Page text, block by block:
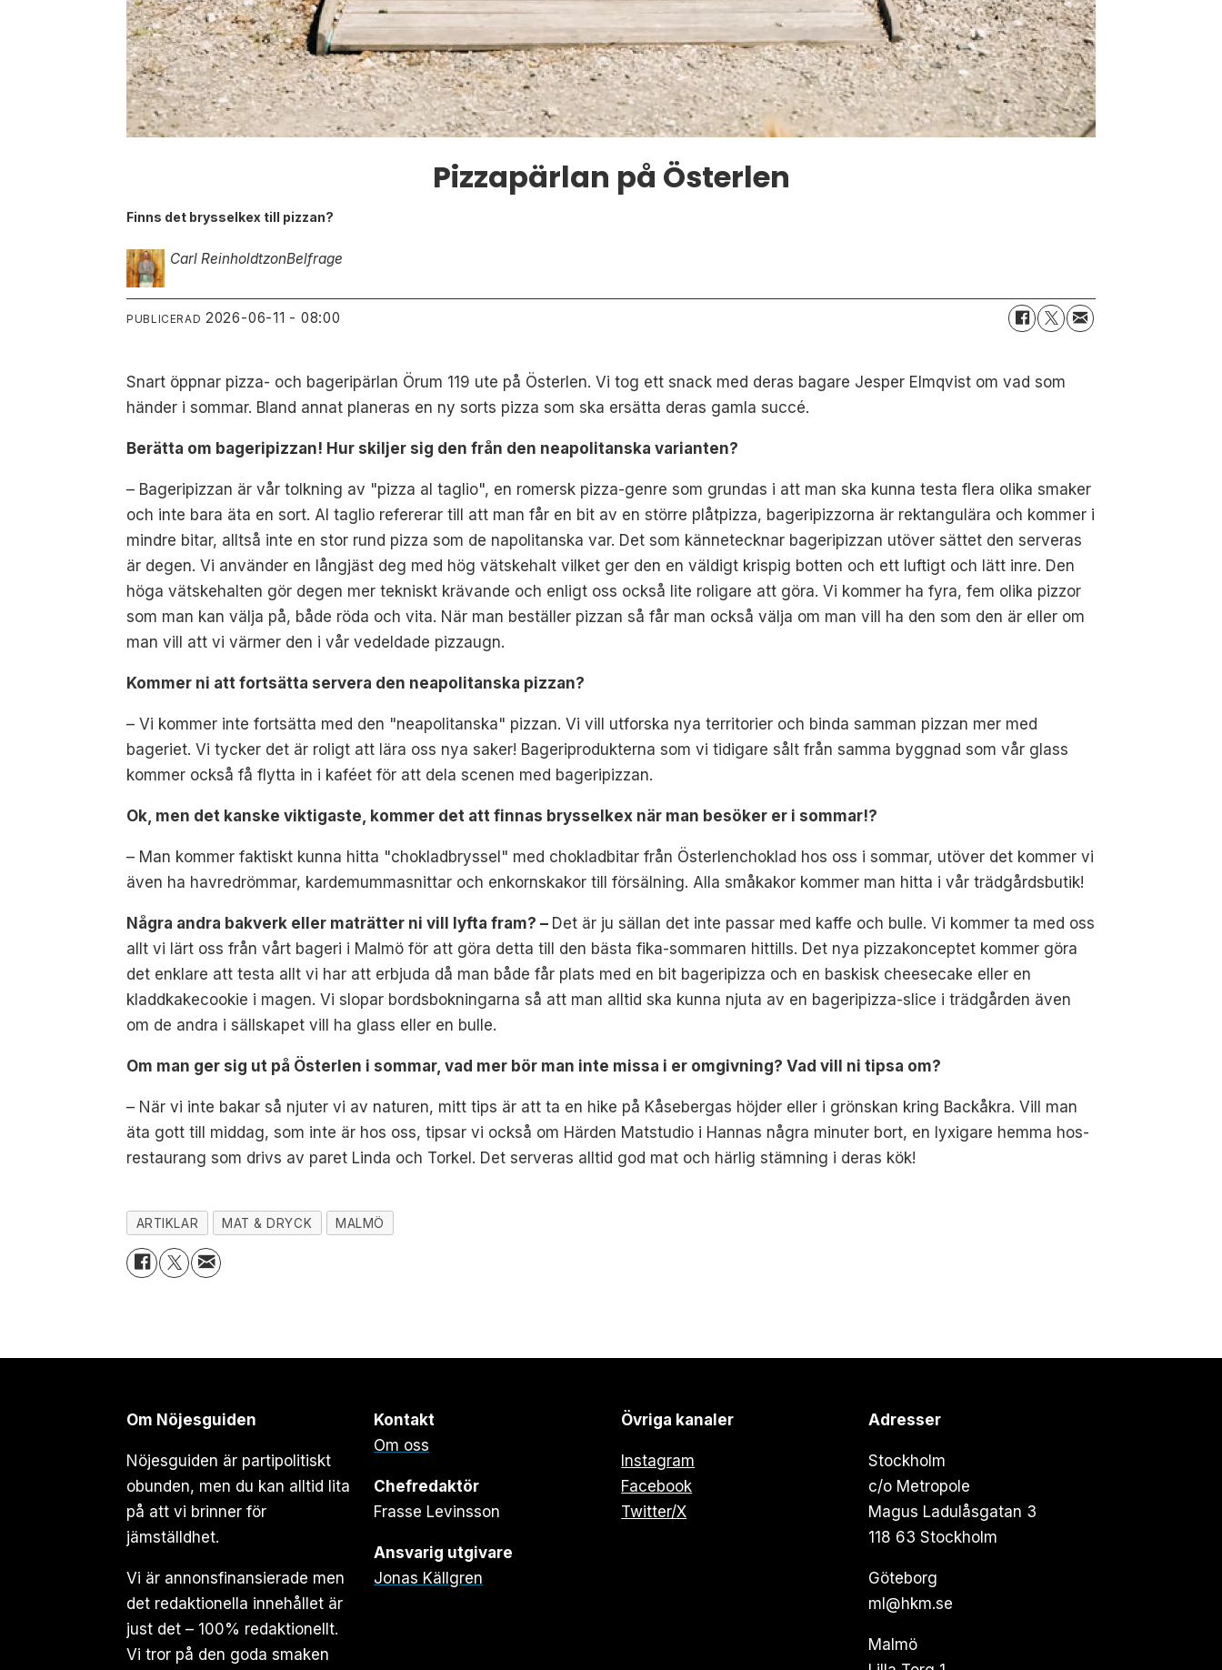
Pizzapärlan på Österlen
Finns det brysselkex till pizzan?
Carl ReinholdtzonBelfrage
PUBLICERAD 2026-06-11 - 08:00
Snart öppnar pizza- och bageripärlan Örum 119 ute på Österlen. Vi tog ett snack med deras bagare Jesper Elmqvist om vad som
händer i sommar. Bland annat planeras en ny sorts pizza som ska ersätta deras gamla succé.
Berätta om bageripizzan! Hur skiljer sig den från den neapolitanska varianten?
– Bageripizzan är vår tolkning av "pizza al taglio", en romersk pizza-genre som grundas i att man ska kunna testa flera olika smaker
och inte bara äta en sort. Al taglio refererar till att man får en bit av en större plåtpizza, bageripizzorna är rektangulära och kommer i
mindre bitar, alltså inte en stor rund pizza som de napolitanska var. Det som kännetecknar bageripizzan utöver sättet den serveras
är degen. Vi använder en långjäst deg med hög vätskehalt vilket ger den en väldigt krispig botten och ett luftigt och lätt inre. Den
höga vätskehalten gör degen mer tekniskt krävande och enligt oss också lite roligare att göra. Vi kommer ha fyra, fem olika pizzor
som man kan välja på, både röda och vita. När man beställer pizzan så får man också välja om man vill ha den som den är eller om
man vill att vi värmer den i vår vedeldade pizzaugn.
Kommer ni att fortsätta servera den neapolitanska pizzan?
– Vi kommer inte fortsätta med den "neapolitanska" pizzan. Vi vill utforska nya territorier och binda samman pizzan mer med
bageriet. Vi tycker det är roligt att lära oss nya saker! Bageriprodukterna som vi tidigare sålt från samma byggnad som vår glass
kommer också få flytta in i kaféet för att dela scenen med bageripizzan.
Ok, men det kanske viktigaste, kommer det att finnas brysselkex när man besöker er i sommar!?
– Man kommer faktiskt kunna hitta "chokladbryssel" med chokladbitar från Österlenchoklad hos oss i sommar, utöver det kommer vi
även ha havredrömmar, kardemummasnittar och enkornskakor till försälning. Alla småkakor kommer man hitta i vår trädgårdsbutik!
Några andra bakverk eller maträtter ni vill lyfta fram? – Det är ju sällan det inte passar med kaffe och bulle. Vi kommer ta med oss
allt vi lärt oss från vårt bageri i Malmö för att göra detta till den bästa fika-sommaren hittills. Det nya pizzakonceptet kommer göra
det enklare att testa allt vi har att erbjuda då man både får plats med en bit bageripizza och en baskisk cheesecake eller en
kladdkakecookie i magen. Vi slopar bordsbokningarna så att man alltid ska kunna njuta av en bageripizza-slice i trädgården även
om de andra i sällskapet vill ha glass eller en bulle.
Om man ger sig ut på Österlen i sommar, vad mer bör man inte missa i er omgivning? Vad vill ni tipsa om?
– När vi inte bakar så njuter vi av naturen, mitt tips är att ta en hike på Kåsebergas höjder eller i grönskan kring Backåkra. Vill man
äta gott till middag, som inte är hos oss, tipsar vi också om Härden Matstudio i Hannas några minuter bort, en lyxigare hemma hos-
restaurang som drivs av paret Linda och Torkel. Det serveras alltid god mat och härlig stämning i deras kök!
ARTIKLAR MAT & DRYCK MALMÖ
Om Nöjesguiden
Nöjesguiden är partipolitiskt
obunden, men du kan alltid lita
på att vi brinner för
jämställdhet.
Vi är annonsfinansierade men
det redaktionella innehållet är
just det – 100% redaktionellt.
Vi tror på den goda smaken
Kontakt
Om oss
Chefredaktör
Frasse Levinsson
Ansvarig utgivare
Jonas Källgren
Övriga kanaler
Instagram
Facebook
Twitter/X
Adresser
Stockholm
c/o Metropole
Magus Ladulåsgatan 3
118 63 Stockholm
Göteborg
ml@hkm.se
Malmö